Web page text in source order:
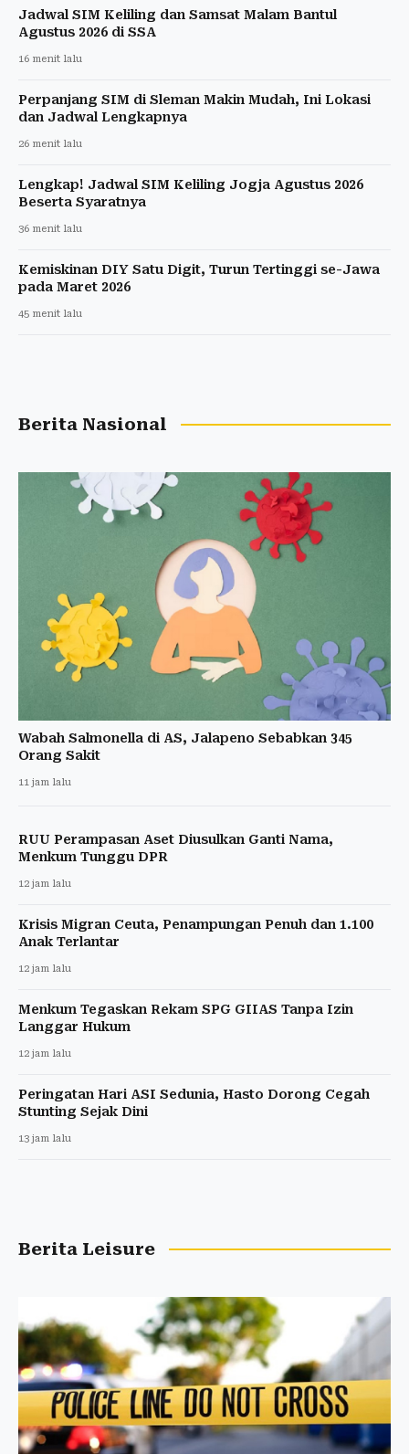
Jadwal SIM Keliling dan Samsat Malam Bantul
Agustus 2026 di SSA
16 menit lalu
Perpanjang SIM di Sleman Makin Mudah, Ini Lokasi
dan Jadwal Lengkapnya
26 menit lalu
Lengkap! Jadwal SIM Keliling Jogja Agustus 2026
Beserta Syaratnya
36 menit lalu
Kemiskinan DIY Satu Digit, Turun Tertinggi se-Jawa
pada Maret 2026
45 menit lalu
Berita Nasional
Wabah Salmonella di AS, Jalapeno Sebabkan 345
Orang Sakit
11 jam lalu
RUU Perampasan Aset Diusulkan Ganti Nama,
Menkum Tunggu DPR
12 jam lalu
Krisis Migran Ceuta, Penampungan Penuh dan 1.100
Anak Terlantar
12 jam lalu
Menkum Tegaskan Rekam SPG GIIAS Tanpa Izin
Langgar Hukum
12 jam lalu
Peringatan Hari ASI Sedunia, Hasto Dorong Cegah
Stunting Sejak Dini
13 jam lalu
Berita Leisure